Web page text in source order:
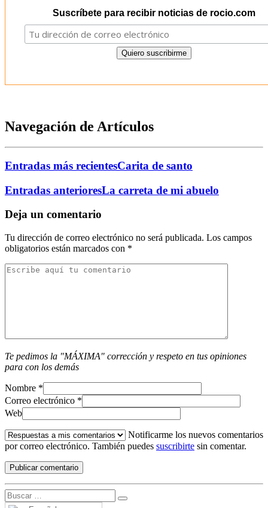
Suscríbete para recibir noticias de rocio.com
Navegación de Artículos
Entradas más recientesCarita de santo
Entradas anterioresLa carreta de mi abuelo
Deja un comentario
Tu dirección de correo electrónico no será publicada. Los campos
obligatorios están marcados con *
Te pedimos la "MÁXIMA" corrección y respeto en tus opiniones
para con los demás
Nombre *
Correo electrónico *
Web
Notificarme los nuevos comentarios
por correo electrónico. También puedes suscribirte sin comentar.